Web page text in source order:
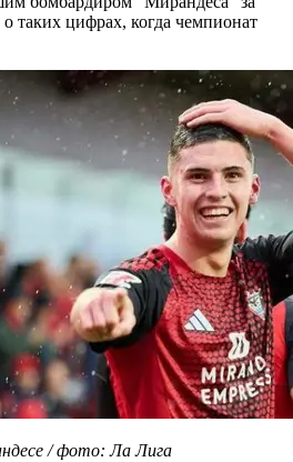
таких цифрах, когда чемпионат
/ фото: Ла Лига